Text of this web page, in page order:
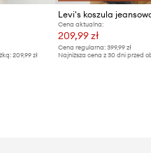
209,99 zł
Levi's koszula
Cena aktualna:
209,99 zł
Cena regularna: 399,99 zł
Najniższa cena z 30 dni przed